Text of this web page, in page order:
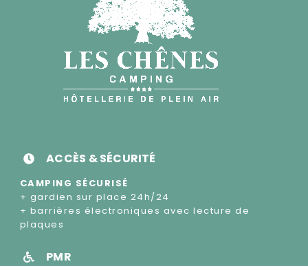
ACCÈS & SÉCURITÉ
CAMPING SÉCURISÉ
+ gardien sur place 24h/24
+ barrières électroniques avec lecture de
plaques
PMR